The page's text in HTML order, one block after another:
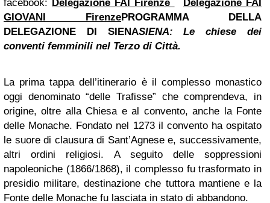
facebook: Delegazione FAI Firenze
Delegazione FAI
GIOVANI FirenzePROGRAMMA DELLA
DELEGAZIONE DI SIENASIENA: Le chiese dei
conventi femminili nel Terzo di Città.
La prima tappa dell’itinerario è il complesso monastico
oggi denominato “delle Trafisse” che comprendeva, in
origine, oltre alla Chiesa e al convento, anche la Fonte
delle Monache. Fondato nel 1273 il convento ha ospitato
le suore di clausura di Sant’Agnese e, successivamente,
altri ordini religiosi. A seguito delle soppressioni
napoleoniche (1866/1868), il complesso fu trasformato in
presidio militare, destinazione che tuttora mantiene e la
Fonte delle Monache fu lasciata in stato di abbandono.